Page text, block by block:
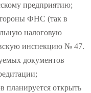
предприятию;
ФНС (так в
налоговую
инспекцию № 47.
документов
планируется открыть